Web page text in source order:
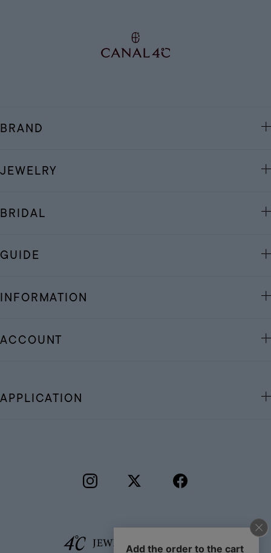
BRAND
JEWELRY
BRIDAL
GUIDE
INFORMATION
ACCOUNT
APPLICATION